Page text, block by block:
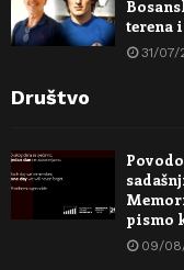
terena
31/07/
Društvo
pismo
09/